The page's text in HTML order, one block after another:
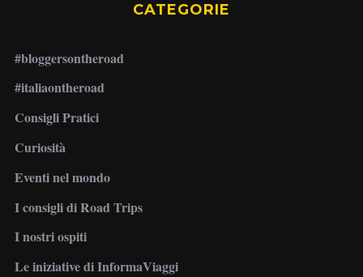
CATEGORIE
#bloggersontheroad
#italiaontheroad
Consigli Pratici
Curiosità
Eventi nel mondo
I consigli di Road Trips
I nostri ospiti
Le iniziative di InformaViaggi